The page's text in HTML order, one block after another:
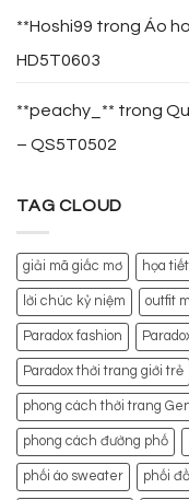
**Hoshi99 trong Áo
HD5T0603
**peachy_** trong
– QS5T0502
TAG CLOUD
giải mã giấc mơ họa
lời chúc kỷ niệm outfit
Paradox fashion
Paradox thời trang giới trẻ
phong cách thời trang
phong cách đường phố
phối áo sweater phối